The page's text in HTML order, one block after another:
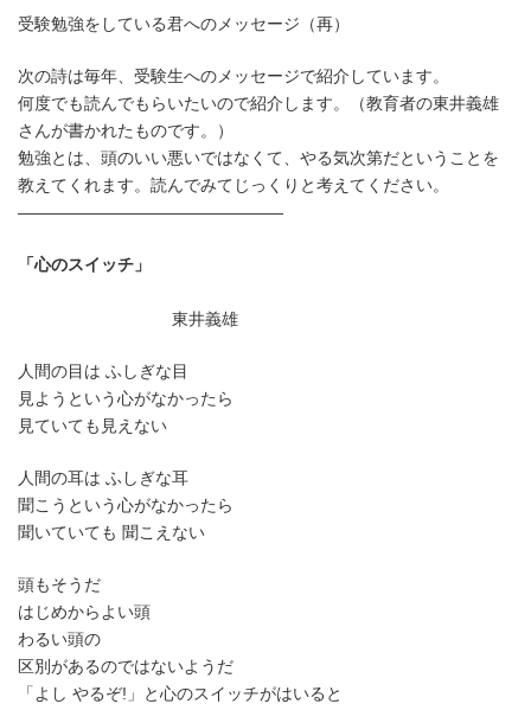
新
受験勉強をしている君へのメッセージ（再）
次の詩は毎年、受験生へのメッセージで紹介しています。
何度でも読んでもらいたいので紹介します。（教育者の東井義雄
さんが書かれたものです。）
勉強とは、頭のいい悪いではなくて、やる気次第だということを
教えてくれます。読んでみてじっくりと考えてください。
————————————————
「心のスイッチ」
東井義雄
人間の目は ふしぎな目
見ようという心がなかったら
見ていても見えない
人間の耳は ふしぎな耳
聞こうという心がなかったら
聞いていても 聞こえない
頭もそうだ
はじめからよい頭
わるい頭の
区別があるのではないようだ
「よし やるぞ!」と心のスイッチがはいると